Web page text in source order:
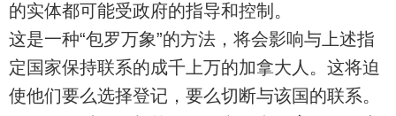
的实体都可能受政府的指导和控制。
这是一种“包罗万象”的方法，将会影响与上述指
定国家保持联系的成千上万的加拿大人。这将迫
使他们要么选择登记，要么切断与该国的联系。